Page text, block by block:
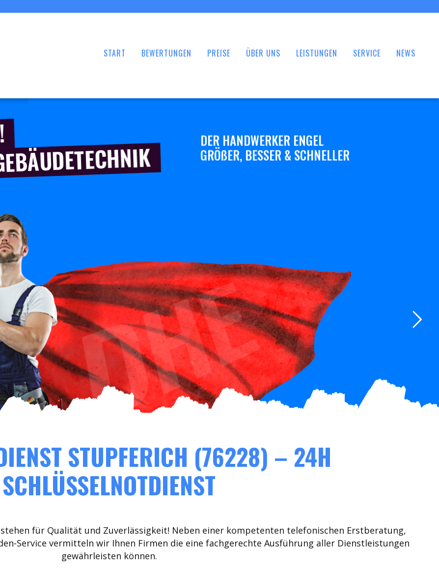
START BEWERTUNGEN PREISE ÜBER UNS LEISTUNGEN SERVICE NEWS
DER HANDWERKER ENGEL
GRÖßER, BESSER & SCHNELLER
STUPFERICH (76228) – 24H
SCHLÜSSELNOTDIENST
für Qualität und Zuverlässigkeit! Neben einer kompetenten telefonischen Erstberatung,
Service vermitteln wir Ihnen Firmen die eine fachgerechte Ausführung aller Dienstleistungen
gewährleisten können.